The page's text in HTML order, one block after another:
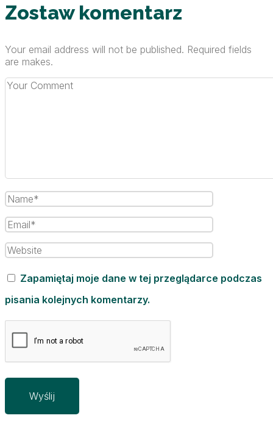
Zostaw komentarz
Your email address will not be published. Required fields
are makes.
Zapamiętaj moje dane w tej przeglądarce podczas
pisania kolejnych komentarzy.